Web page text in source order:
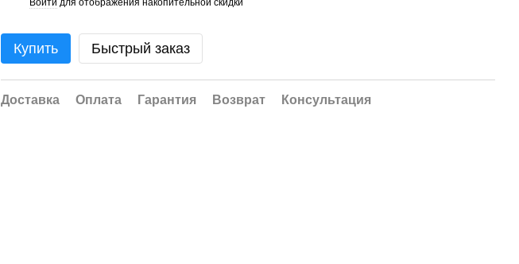
Купить Быстрый заказ
Доставка Оплата Гарантия Возврат Консультация